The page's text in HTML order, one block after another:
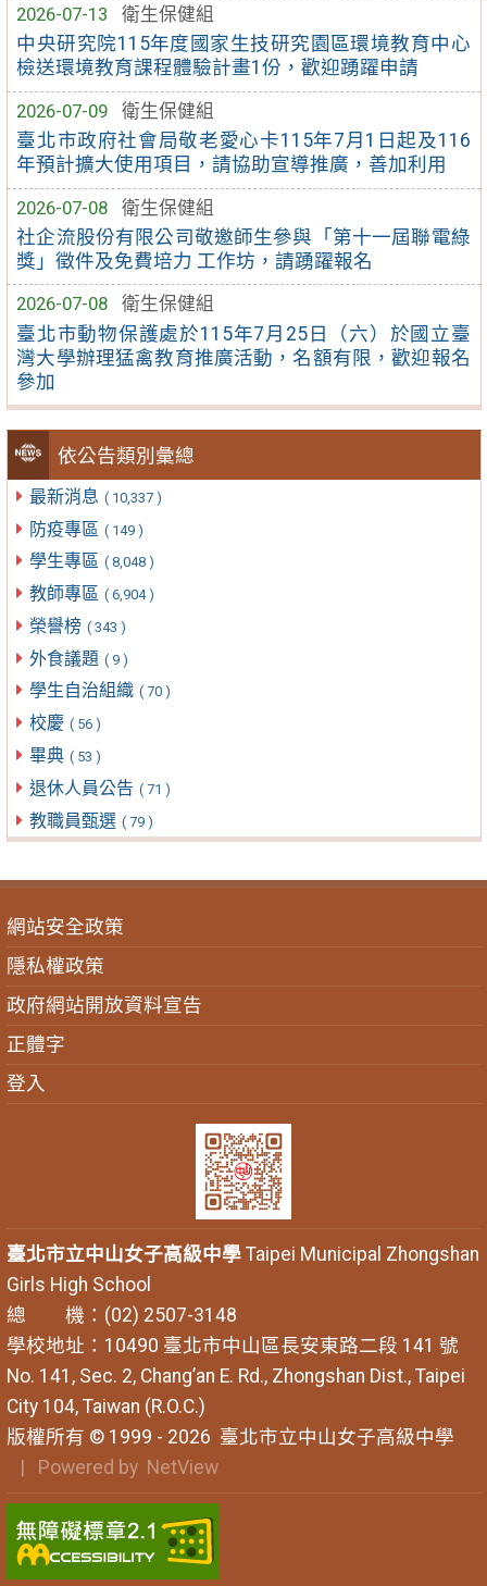
2026-07-13
衛生保健組
中央研究院115年度國家生技研究園區環境教育中心
檢送環境教育課程體驗計畫1份，歡迎踴躍申請
2026-07-09
衛生保健組
臺北市政府社會局敬老愛心卡115年7月1日起及116
年預計擴大使用項目，請協助宣導推廣，善加利用
2026-07-08
衛生保健組
社企流股份有限公司敬邀師生參與「第十一屆聯電綠
獎」徵件及免費培力 工作坊，請踴躍報名
2026-07-08
衛生保健組
臺北市動物保護處於115年7月25日（六）於國立臺
灣大學辦理猛禽教育推廣活動，名額有限，歡迎報名
參加
依公告類別彙總
最新消息 ( 10,337 )
防疫專區 ( 149 )
學生專區 ( 8,048 )
教師專區 ( 6,904 )
榮譽榜 ( 343 )
外食議題 ( 9 )
學生自治組織 ( 70 )
校慶 ( 56 )
畢典 ( 53 )
退休人員公告 ( 71 )
教職員甄選 ( 79 )
網站安全政策
隱私權政策
政府網站開放資料宣告
正體字
登入
臺北市立中山女子高級中學Taipei Municipal Zhongshan
Girls High School
總 機：(02) 2507-3148
學校地址：10490 臺北市中山區長安東路二段 141 號
No. 141, Sec. 2, Chang’an E. Rd., Zhongshan Dist., Taipei
City 104, Taiwan (R.O.C.)
版權所有 © 1999 - 2026 臺北市立中山女子高級中學
| Powered by NetView